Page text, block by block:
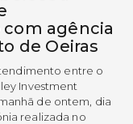
agência
de Oeiras
entre o
Investment
de ontem, dia
realizada no